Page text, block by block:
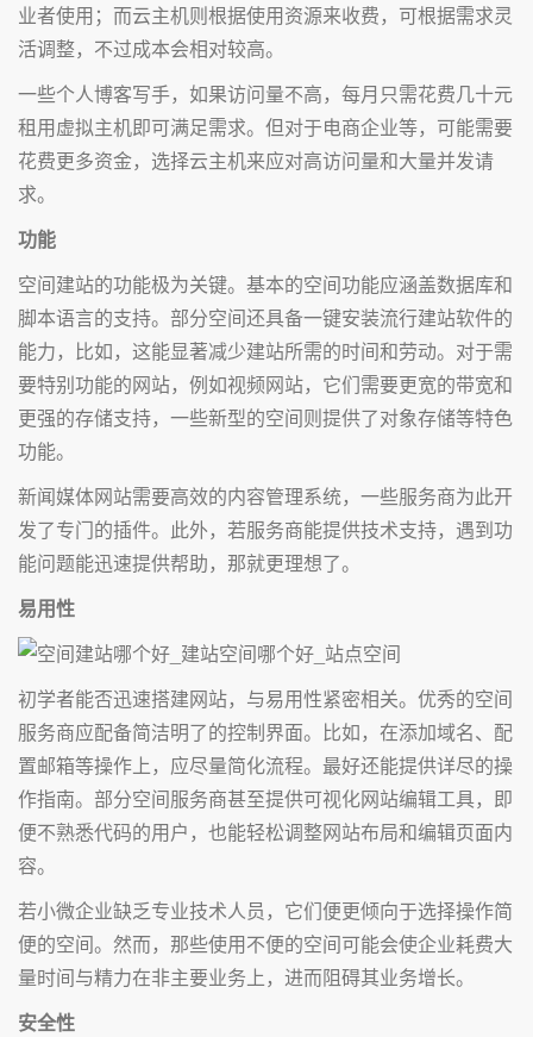
业者使用；而云主机则根据使用资源来收费，可根据需求灵
活调整，不过成本会相对较高。
一些个人博客写手，如果访问量不高，每月只需花费几十元
租用虚拟主机即可满足需求。但对于电商企业等，可能需要
花费更多资金，选择云主机来应对高访问量和大量并发请
求。
功能
空间建站的功能极为关键。基本的空间功能应涵盖数据库和
脚本语言的支持。部分空间还具备一键安装流行建站软件的
能力，比如，这能显著减少建站所需的时间和劳动。对于需
要特别功能的网站，例如视频网站，它们需要更宽的带宽和
更强的存储支持，一些新型的空间则提供了对象存储等特色
功能。
新闻媒体网站需要高效的内容管理系统，一些服务商为此开
发了专门的插件。此外，若服务商能提供技术支持，遇到功
能问题能迅速提供帮助，那就更理想了。
易用性
初学者能否迅速搭建网站，与易用性紧密相关。优秀的空间
服务商应配备简洁明了的控制界面。比如，在添加域名、配
置邮箱等操作上，应尽量简化流程。最好还能提供详尽的操
作指南。部分空间服务商甚至提供可视化网站编辑工具，即
便不熟悉代码的用户，也能轻松调整网站布局和编辑页面内
容。
若小微企业缺乏专业技术人员，它们便更倾向于选择操作简
便的空间。然而，那些使用不便的空间可能会使企业耗费大
量时间与精力在非主要业务上，进而阻碍其业务增长。
安全性